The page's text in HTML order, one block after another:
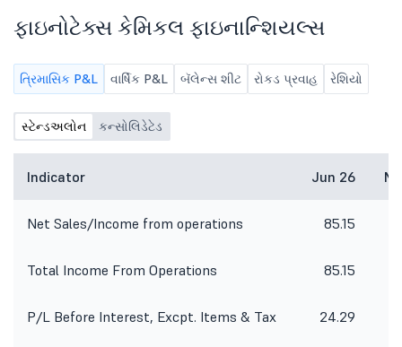
ફાઇનોટેક્સ કેમિકલ ફાઇનાન્શિયલ્સ
ત્રિમાસિક P&L વાર્ષિક P&L બૅલેન્સ શીટ રોકડ પ્રવાહ રેશિયો
સ્ટેન્ડઅલોન કન્સોલિડેટેડ
Indicator Jun 26
Net Sales/Income from operations 85.15
Total Income From Operations 85.15
P/L Before Interest, Excpt. Items & Tax 24.29